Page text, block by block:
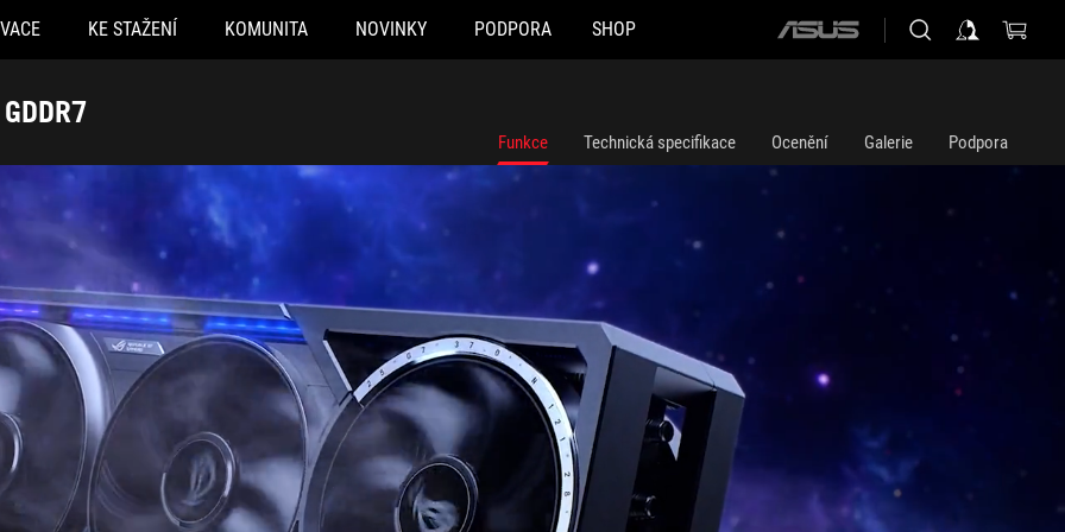
KE STAŽENÍ KOMUNITA NOVINKY PODPORA SHOP
ASUS
Funkce Technická specifikace Ocenění Galerie Podpora